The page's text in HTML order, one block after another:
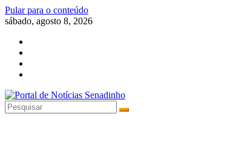
Pular para o conteúdo
sábado, agosto 8, 2026